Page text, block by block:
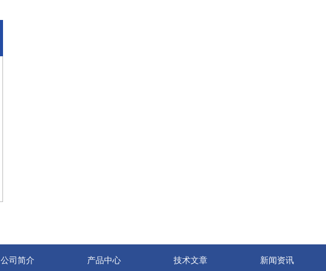
公司简介 产品中心 技术文章 新闻资讯